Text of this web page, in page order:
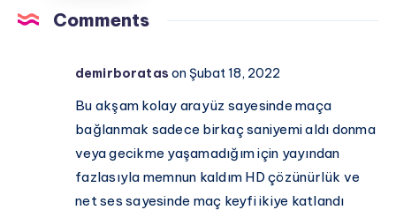
HD
Donmadan
Comments
demirboratas on Şubat 18, 2022
Bu akşam kolay arayüz sayesinde maça
bağlanmak sadece birkaç saniyemi aldı donma
veya gecikme yaşamadığım için yayından
fazlasıyla memnun kaldım HD çözünürlük ve
net ses sayesinde maç keyfi ikiye katlandı